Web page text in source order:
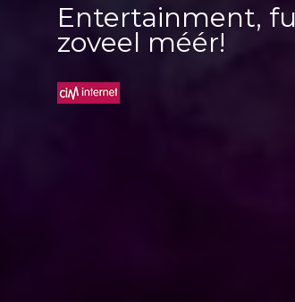
Entertainment,
zoveel méér!